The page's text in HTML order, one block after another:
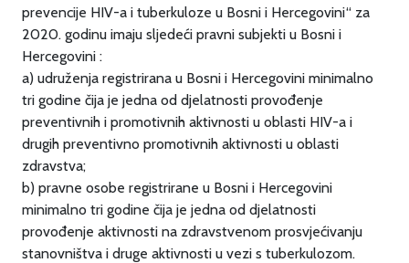
prevencije HIV-a i tuberkuloze u Bosni i Hercegovini“ za
2020. godinu imaju sljedeći pravni subjekti u Bosni i
Hercegovini :
a) udruženja registrirana u Bosni i Hercegovini minimalno
tri godine čija je jedna od djelatnosti provođenje
preventivnih i promotivnih aktivnosti u oblasti HIV-a i
drugih preventivno promotivnih aktivnosti u oblasti
zdravstva;
b) pravne osobe registrirane u Bosni i Hercegovini
minimalno tri godine čija je jedna od djelatnosti
provođenje aktivnosti na zdravstvenom prosvjećivanju
stanovništva i druge aktivnosti u vezi s tuberkulozom.